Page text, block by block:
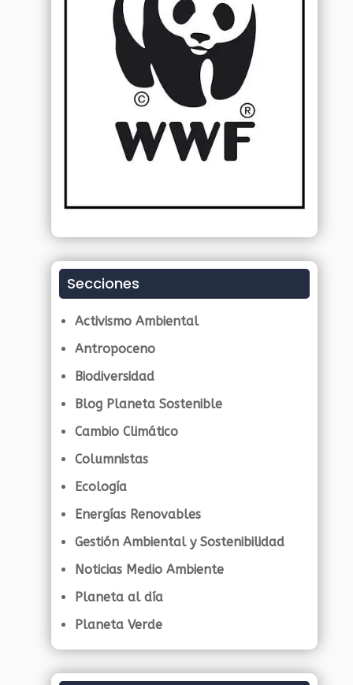
Secciones
Activismo Ambiental
Antropoceno
Biodiversidad
Blog Planeta Sostenible
Cambio Climático
Columnistas
Ecología
Energías Renovables
Gestión Ambiental y Sostenibilidad
Noticias Medio Ambiente
Planeta al día
Planeta Verde